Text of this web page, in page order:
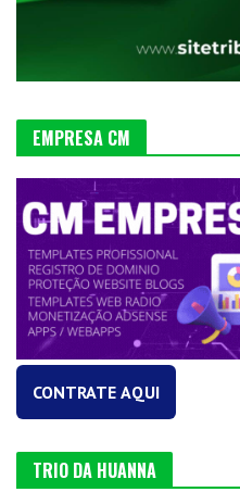
EMPRESA CM
CONTRATE AQUI
TRIO DA HUANNA